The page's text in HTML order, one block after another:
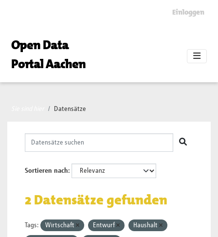
Einloggen
Open Data
Portal Aachen
Datensätze
Sortieren nach
2 Datensätze gefunden
Tags: Wirtschaft Entwurf Haushalt